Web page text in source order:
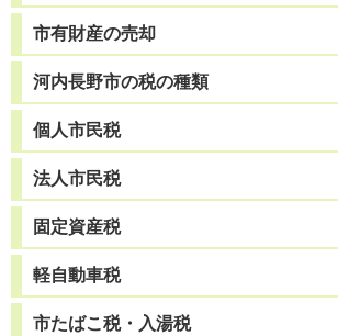
市有財産の売却
河内長野市の税の種類
個人市民税
法人市民税
固定資産税
軽自動車税
市たばこ税・入湯税